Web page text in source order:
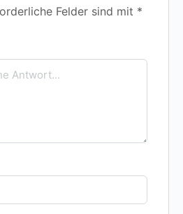
Felder sind mit *